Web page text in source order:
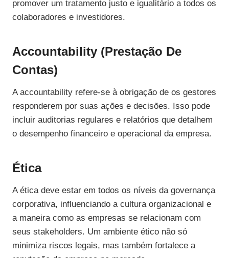
promover um tratamento justo e igualitário a todos os
colaboradores e investidores.
Accountability (Prestação De
Contas)
A accountability refere-se à obrigação de os gestores
responderem por suas ações e decisões. Isso pode
incluir auditorias regulares e relatórios que detalhem
o desempenho financeiro e operacional da empresa.
Ética
A ética deve estar em todos os níveis da governança
corporativa, influenciando a cultura organizacional e
a maneira como as empresas se relacionam com
seus stakeholders. Um ambiente ético não só
minimiza riscos legais, mas também fortalece a